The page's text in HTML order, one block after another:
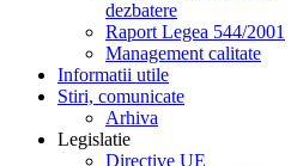
dezbatere
Raport Legea 544/2001
Management calitate
Informatii utile
Stiri, comunicate
Arhiva
Legislatie
Directive UE